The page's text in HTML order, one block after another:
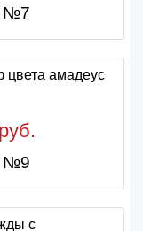
№7
№9